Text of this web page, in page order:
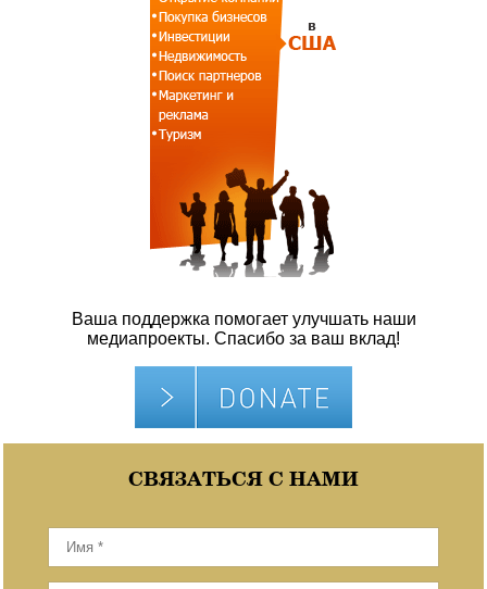
Ваша поддержка помогает улучшать наши
медиапроекты. Спасибо за ваш вклад!
СВЯЗАТЬСЯ С НАМИ